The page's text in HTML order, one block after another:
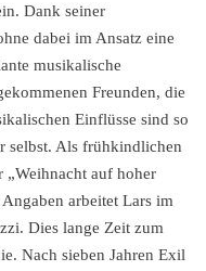
Dank seiner
dabei im Ansatz eine
musikalische
Freunden, die
Einflüsse sind so
selbst. Als frühkindlichen
„Weihnacht auf hoher
arbeitet Lars im
Dies lange Zeit zum
Nach sieben Jahren Exil